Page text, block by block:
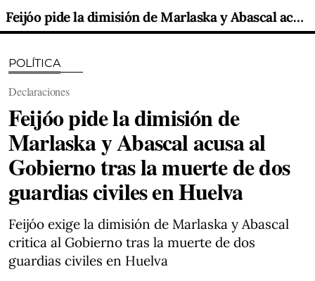
Feijóo pide la dimisión de Marlaska y Abascal acusa al Gobierno tras la muerte de dos guardias civiles en Huelva
POLÍTICA
Declaraciones
Feijóo pide la dimisión de
Marlaska y Abascal acusa al
Gobierno tras la muerte de dos
guardias civiles en Huelva
Feijóo exige la dimisión de Marlaska y Abascal
critica al Gobierno tras la muerte de dos
guardias civiles en Huelva